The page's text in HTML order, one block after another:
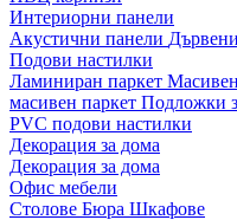
Интериорни панели
Акустични панели
Подови настилки
Ламиниран паркет
масивен паркет Подложки
PVC подови настилки
Декорация за дома
Декорация за дома
Офис мебели
Столове Бюра Шкафове